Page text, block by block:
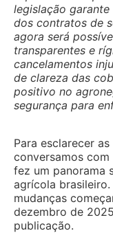
legislação
dos contratos de
agora será
transparentes e
cancelamentos
de clareza das
positivo no
segurança para
Para esclarecer
conversamos
fez um panorama
agrícola
mudanças
dezembro de
publicação.